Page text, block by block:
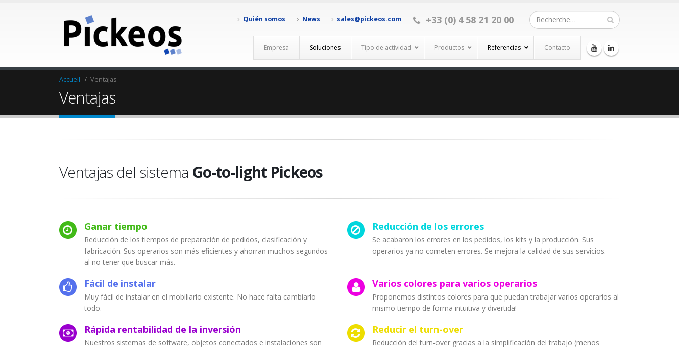
Quién somos News sales@pickeos.com +33 (0) 4 58 21 20 00
Empresa Soluciones Tipo de actividad Productos Referencias Contacto
Accueil Ventajas
Ventajas
Ventajas del sistema Go-to-light Pickeos
Ganar tiempo
Reducción de los tiempos de preparación de pedidos, clasificación y
fabricación. Sus operarios son más eficientes y ahorran muchos segundos
al no tener que buscar más.
Reducción de los errores
Se acabaron los errores en los pedidos, los kits y la producción. Sus
operarios ya no cometen errores. Se mejora la calidad de sus servicios.
Fácil de instalar
Muy fácil de instalar en el mobiliario existente. No hace falta cambiarlo
todo.
Varios colores para varios operarios
Proponemos distintos colores para que puedan trabajar varios operarios al
mismo tiempo de forma intuitiva y divertida!
Rápida rentabilidad de la inversión
Nuestros sistemas de software, objetos conectados e instalaciones son
Reducir el turn-over
Reducción del turn-over gracias a la simplificación del trabajo (menos
Referencias